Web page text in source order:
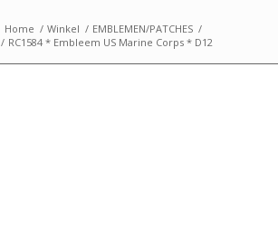
Home / Winkel / EMBLEMEN/PATCHES /
/ RC1584 * Embleem US Marine Corps * D12